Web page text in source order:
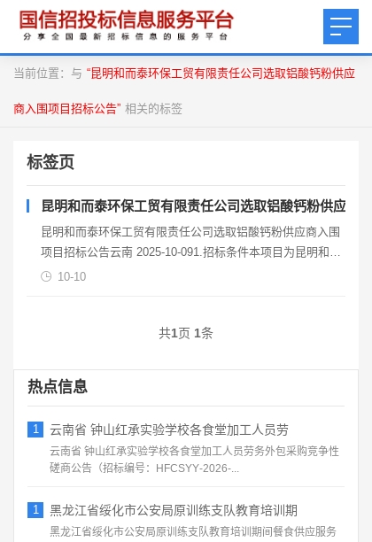
当前位置：与 “昆明和而泰环保工贸有限责任公司选取铝酸钙粉供应
商入围项目招标公告” 相关的标签
标签页
昆明和而泰环保工贸有限责任公司选取铝酸钙粉供应商
昆明和而泰环保工贸有限责任公司选取铝酸钙粉供应商入围
项目招标公告云南 2025-10-091.招标条件本项目为昆明和而
泰环保工贸有限责任公司选取铝酸钙粉供应
10-10
共1页 1条
热点信息
1 云南省 钟山红承实验学校各食堂加工人员劳
云南省 钟山红承实验学校各食堂加工人员劳务外包采购竞争性
磋商公告（招标编号：HFCSYY‑2026‑...
1 黑龙江省绥化市公安局原训练支队教育培训期
黑龙江省绥化市公安局原训练支队教育培训期间餐食供应服务